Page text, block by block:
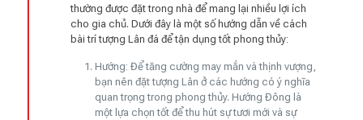
thường được đặt trong nhà để mang lại nhiều lợi ích
cho gia chủ. Dưới đây là một số hướng dẫn về cách
bài trí tượng Lân đá để tận dụng tốt phong thủy:
Hướng: Để tăng cường may mắn và thịnh vượng,
bạn nên đặt tượng Lân ở các hướng có ý nghĩa
quan trọng trong phong thủy. Hướng Đông là
một lựa chọn tốt để thu hút sự tươi mới và sự